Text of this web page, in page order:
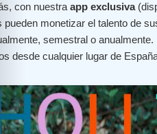
con nuestra app exclusiva
pueden monetizar el talento de
semestral o
desde cualquier lugar de